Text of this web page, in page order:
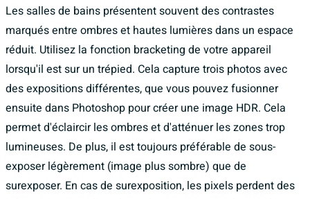
Les salles de bains présentent souvent des contrastes
marqués entre ombres et hautes lumières dans un espace
réduit. Utilisez la fonction bracketing de votre appareil
lorsqu'il est sur un trépied. Cela capture trois photos avec
des expositions différentes, que vous pouvez fusionner
ensuite dans Photoshop pour créer une image HDR. Cela
permet d'éclaircir les ombres et d'atténuer les zones trop
lumineuses. De plus, il est toujours préférable de sous-
exposer légèrement (image plus sombre) que de
surexposer. En cas de surexposition, les pixels perdent des